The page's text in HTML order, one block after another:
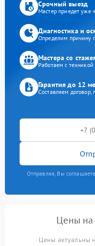
Срочный выезд
Мастер приедет уже
Диагностика и
Определим причину
Мастера со
Работаем с
Гарантия до 12
Составляем договор,
Отправляя, Вы
Цены на
Цены актуальны